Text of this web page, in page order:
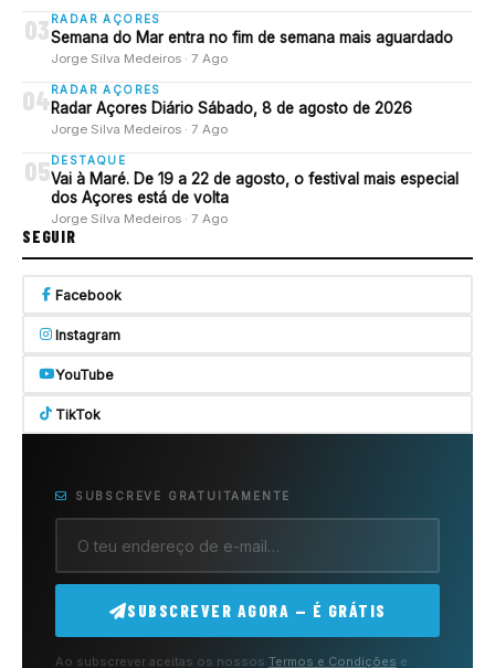
03 RADAR AÇORES
Semana do Mar entra no fim de semana mais aguardado
Jorge Silva Medeiros · 7 Ago
04 RADAR AÇORES
Radar Açores Diário Sábado, 8 de agosto de 2026
Jorge Silva Medeiros · 7 Ago
05 DESTAQUE
Vai à Maré. De 19 a 22 de agosto, o festival mais especial
dos Açores está de volta
Jorge Silva Medeiros · 7 Ago
SEGUIR
Facebook
Instagram
YouTube
TikTok
SUBSCREVE GRATUITAMENTE
SUBSCREVER AGORA — É GRÁTIS
Ao subscrever aceitas os nossos Termos e Condições e